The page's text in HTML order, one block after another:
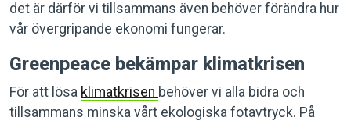
det är därför vi tillsammans även behöver förändra hur
vår övergripande ekonomi fungerar.
Greenpeace bekämpar klimatkrisen
För att lösa klimatkrisen behöver vi alla bidra och
tillsammans minska vårt ekologiska fotavtryck. På